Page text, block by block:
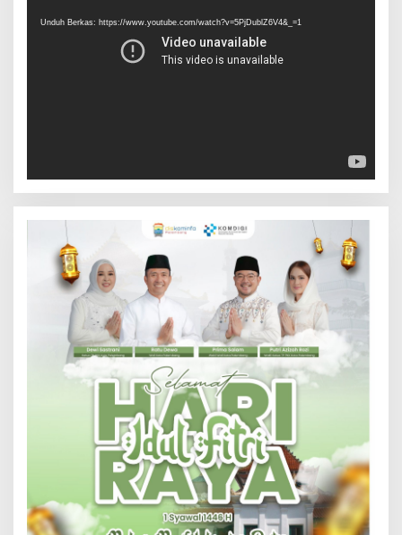
Unduh Berkas: https://www.youtube.com/watch?v=5PjDublZ6V4&_=1